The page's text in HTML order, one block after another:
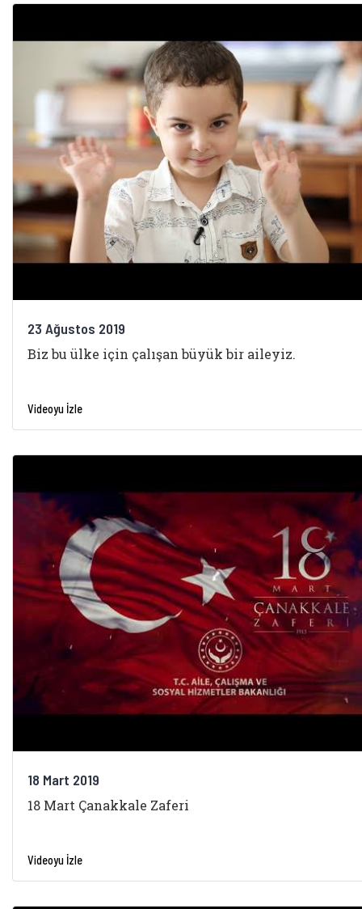
23 Ağustos 2019
Biz bu ülke için çalışan büyük bir aileyiz.
Videoyu İzle
18 Mart 2019
18 Mart Çanakkale Zaferi
Videoyu İzle